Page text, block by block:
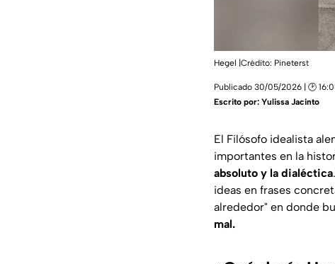
Hegel |Crédito: Pineterst
Publicado 30/05/2026 | 🕑
Escrito por: Yulissa Jacinto
El Filósofo idealista
importantes en la
absoluto y la dialéctica
ideas en frases
alrededor" en donde
mal.